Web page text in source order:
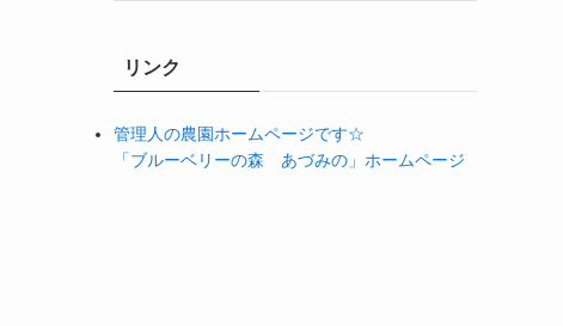
リンク
管理人の農園ホームページです☆
「ブルーベリーの森 あづみの」ホームページ